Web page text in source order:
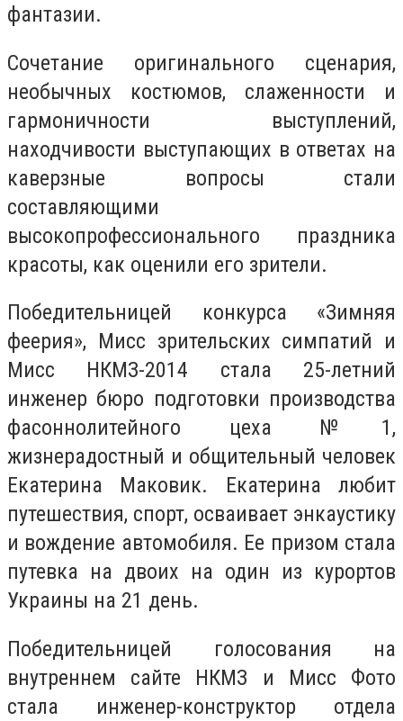
фантазии.
Сочетание оригинального сценария,
необычных костюмов, слаженности и
гармоничности выступлений,
находчивости выступающих в ответах на
каверзные вопросы стали
составляющими
высокопрофессионального праздника
красоты, как оценили его зрители.
Победительницей конкурса «Зимняя
феерия», Мисс зрительских симпатий и
Мисс НКМЗ-2014 стала 25-летний
инженер бюро подготовки производства
фасоннолитейного цеха №1,
жизнерадостный и общительный человек
Екатерина Маковик. Екатерина любит
путешествия, спорт, осваивает энкаустику
и вождение автомобиля. Ее призом стала
путевка на двоих на один из курортов
Украины на 21 день.
Победительницей голосования на
внутреннем сайте НКМЗ и Мисс Фото
стала инженер-конструктор отдела